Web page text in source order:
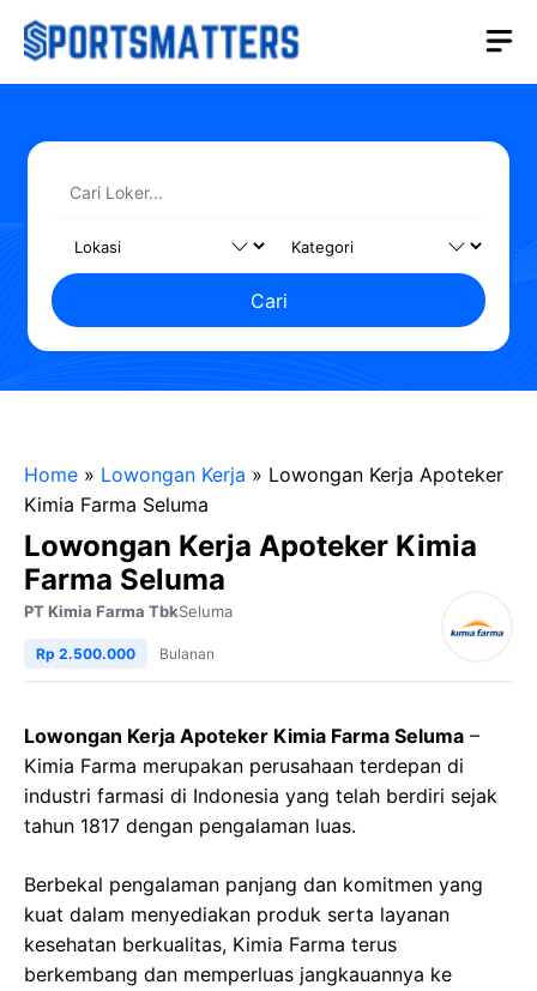
Langsung
Cari
Home » Lowongan Kerja » Lowongan Kerja Apoteker
Kimia Farma Seluma
Lowongan Kerja Apoteker Kimia
Farma Seluma
PT Kimia Farma TbkSeluma
Rp 2.500.000 Bulanan
Lowongan Kerja Apoteker Kimia Farma Seluma –
Kimia Farma merupakan perusahaan terdepan di
industri farmasi di Indonesia yang telah berdiri sejak
tahun 1817 dengan pengalaman luas.
Berbekal pengalaman panjang dan komitmen yang
kuat dalam menyediakan produk serta layanan
kesehatan berkualitas, Kimia Farma terus
berkembang dan memperluas jangkauannya ke